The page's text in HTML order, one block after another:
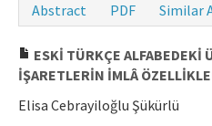
Abstract
PDF Similar
ESKİ TÜRKÇE ALFABEDEKİ
İŞARETLERİN İMLÂ
Elisa Cebrayiloğlu Şükürlü